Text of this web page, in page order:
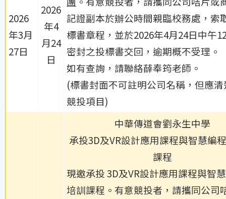
2026
年3月
27日
2026
年4
月24
日
記證副本於辦公時間親臨校務處，索
標書章程，並於2026年4月24日中午
密封之投標書交回，逾期概不受理。
如有查詢，請聯絡薛奉筠老師。
(標書封面不可註明公司名稱，但應
競投項目)
中華傳道會劉永生中學
承投3D及VR設計應用課程與智慧編
課程
現邀承投 3D及VR設計應用課程與智
培訓課程。有意競投者，請攜同公司